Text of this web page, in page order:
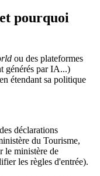
pourquoi
ou des plateformes
générés par IA...)
étendant sa politique
déclarations
du Tourisme,
le ministère de
les règles d'entrée).